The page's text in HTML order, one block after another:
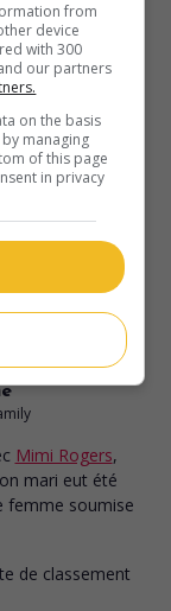
Mimi Rogers,
mari eut été
femme soumise
from
device
with 300
our partners
on the basis
managing
of this page
in privacy